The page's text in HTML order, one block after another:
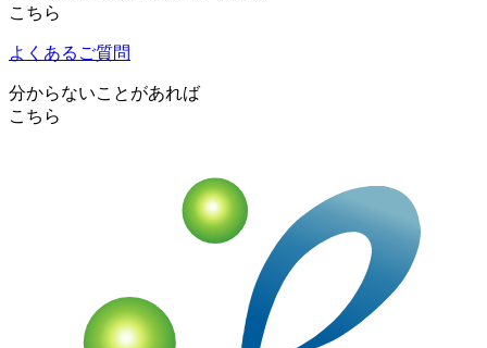
こちら
よくあるご質問
分からないことがあれば
こちら